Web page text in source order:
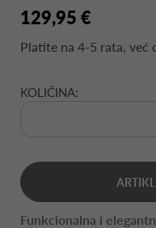
129,95 €
Platite na 4-5 rata, već
KOLIČINA:
Funkcionalna i